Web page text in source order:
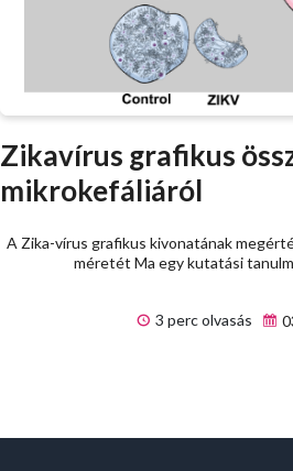
Zikavírus grafikus
mikrokefáliáról
A Zika-vírus grafikus kivonatának
méretét Ma egy kutatási
3 perc olvasás